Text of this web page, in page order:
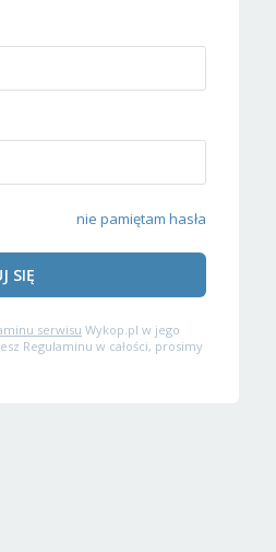
nie pamiętam hasła
SIĘ
serwisu Wykop.pl w jego
Regulaminu w całości, prosimy